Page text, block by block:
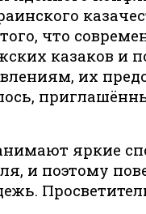
что
казаков и
их
яркие
и поэтому